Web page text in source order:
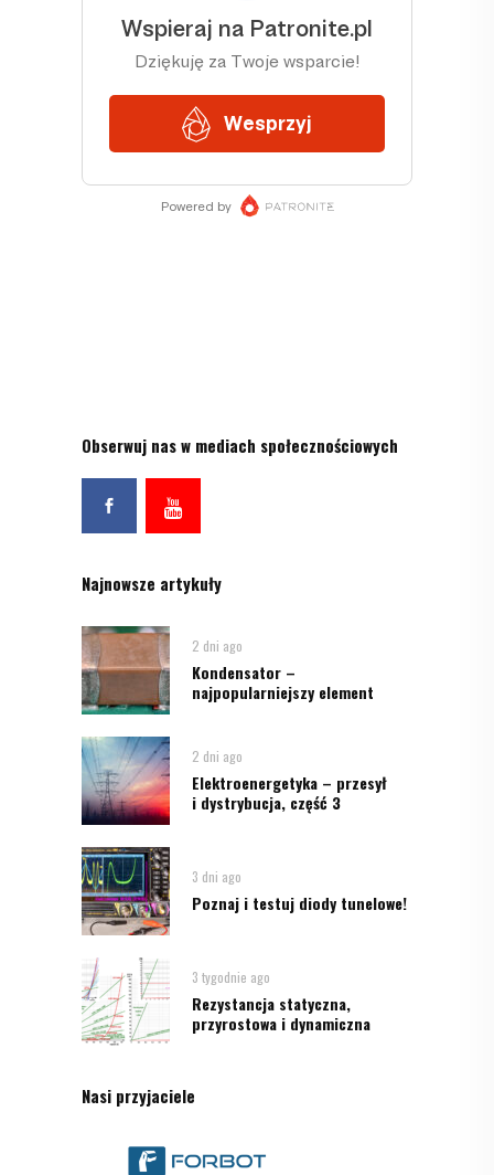
Obserwuj nas w mediach społecznościowych
Najnowsze artykuły
2 dni ago
Kondensator –
najpopularniejszy element
2 dni ago
Elektroenergetyka – przesył
i dystrybucja, część 3
3 dni ago
Poznaj i testuj diody tunelowe!
3 tygodnie ago
Rezystancja statyczna,
przyrostowa i dynamiczna
Nasi przyjaciele